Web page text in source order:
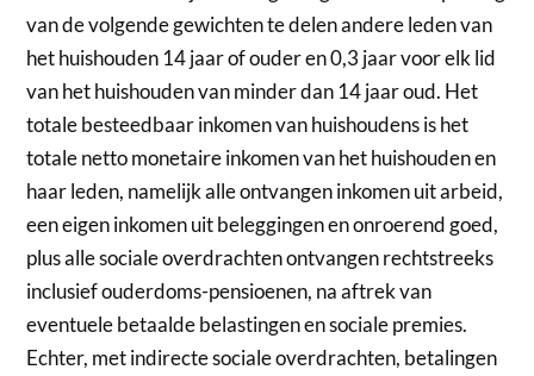
van de volgende gewichten te delen andere leden van
het huishouden 14 jaar of ouder en 0,3 jaar voor elk lid
van het huishouden van minder dan 14 jaar oud. Het
totale besteedbaar inkomen van huishoudens is het
totale netto monetaire inkomen van het huishouden en
haar leden, namelijk alle ontvangen inkomen uit arbeid,
een eigen inkomen uit beleggingen en onroerend goed,
plus alle sociale overdrachten ontvangen rechtstreeks
inclusief ouderdoms-pensioenen, na aftrek van
eventuele betaalde belastingen en sociale premies.
Echter, met indirecte sociale overdrachten, betalingen